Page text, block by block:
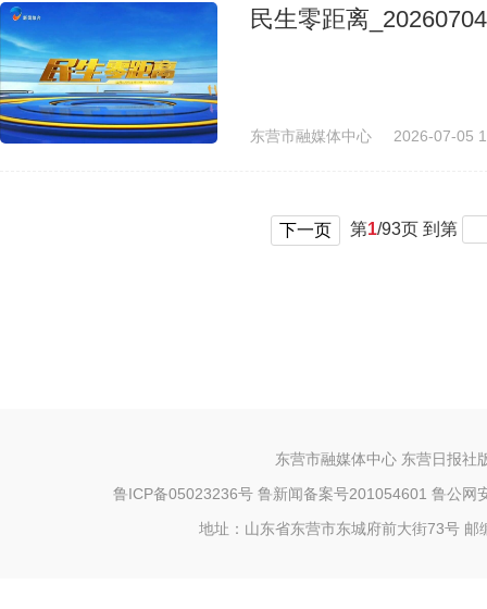
民生零距离_20260704
东营市融媒体中心 2026-07-05
下一页 第1/93页 到第
东营市融媒体中心 东营日报社
鲁ICP备05023236号鲁新闻备案号201054601 鲁公网
地址：山东省东营市东城府前大街73号